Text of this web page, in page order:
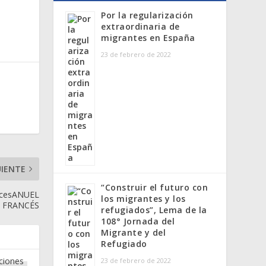
Por la regularización
extraordinaria de
migrantes en España
23 de febrero de 2022
“Construir el futuro con
los migrantes y los
refugiados”, Lema de la
108° Jornada del
Migrante y del
Refugiado
23 de febrero de 2022